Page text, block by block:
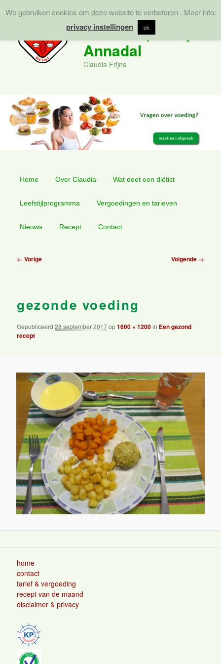
Diëtistenpraktijk
Annadal
Claudia Frijns
Spring
naar
inhoud
Spring
naar
inhoud
Home Over Claudia Wat doet een diëtist
Leefstijlprogramma Vergoedingen en tarieven
Nieuws Recept Contact
Afbeeldingsnavigatie
← Vorige Volgende →
gezonde voeding
Gepubliceerd28 september 2017op1600 × 1200in Een gezond
recept
home
contact
tarief & vergoeding
recept van de maand
disclaimer & privacy
We gebruiken cookies om deze website te verbeteren . Meer info:
privacy instellingen ok